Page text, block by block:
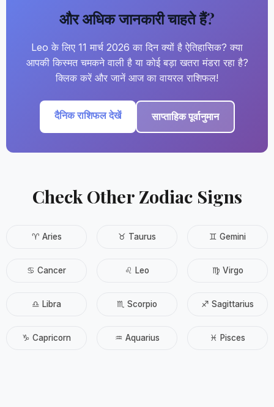
और अधिक जानकारी चाहते हैं?
Leo के लिए 11 मार्च 2026 का दिन क्यों है ऐतिहासिक? क्या
आपकी किस्मत चमकने वाली है या कोई बड़ा खतरा मंडरा रहा है?
क्लिक करें और जानें आज का वायरल राशिफल!
दैनिक राशिफल देखें साप्ताहिक पूर्वानुमान
Check Other Zodiac Signs
♈ Aries ♉ Taurus ♊ Gemini
♋ Cancer ♌ Leo ♍ Virgo
♎ Libra ♏ Scorpio ♐ Sagittarius
♑ Capricorn ♒ Aquarius ♓ Pisces